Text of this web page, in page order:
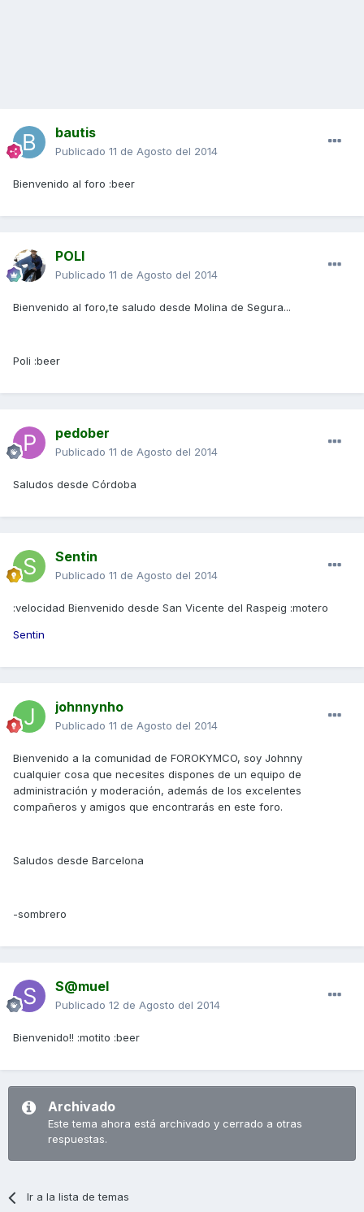
bautis
Publicado 11 de Agosto del 2014
Bienvenido al foro :beer
POLI
Publicado 11 de Agosto del 2014
Bienvenido al foro,te saludo desde Molina de Segura...
Poli :beer
pedober
Publicado 11 de Agosto del 2014
Saludos desde Córdoba
Sentin
Publicado 11 de Agosto del 2014
:velocidad Bienvenido desde San Vicente del Raspeig :motero
Sentin
johnnynho
Publicado 11 de Agosto del 2014
Bienvenido a la comunidad de FOROKYMCO, soy Johnny
cualquier cosa que necesites dispones de un equipo de
administración y moderación, además de los excelentes
compañeros y amigos que encontrarás en este foro.
Saludos desde Barcelona
-sombrero
S@muel
Publicado 12 de Agosto del 2014
Bienvenido!! :motito :beer
Archivado
Este tema ahora está archivado y cerrado a otras
respuestas.
Ir a la lista de temas